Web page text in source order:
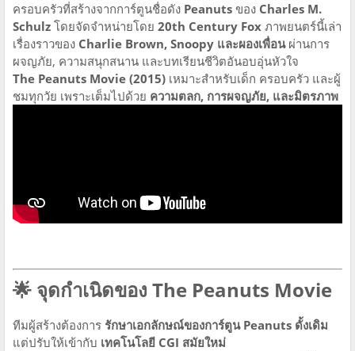
ครอบครัวที่สร้างจากการ์ตูนชื่อดัง Peanuts ของ Charles M.
Schulz โดยจัดจำหน่ายโดย 20th Century Fox ภาพยนตร์นี้เล่า
เรื่องราวของ Charlie Brown, Snoopy และผองเพื่อนผ่านการ
ผจญภัย, ความสนุกสนาน และบทเรียนชีวิตอันอบอุ่นหัวใจ
The Peanuts Movie (2015) เหมาะสำหรับเด็ก ครอบครัว และผู้
ชมทุกวัย เพราะเต็มไปด้วย ความตลก, การผจญภัย, และมิตรภาพ
🌟 จุดกำเนิดของ The Peanuts Movie
ทีมผู้สร้างต้องการ รักษาเอกลักษณ์ของการ์ตูน Peanuts ดั้งเดิม
แต่ปรับให้เข้ากับ เทคโนโลยี CGI สมัยใหม่